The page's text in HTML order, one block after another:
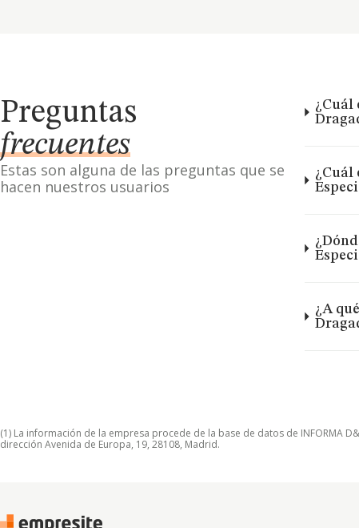
Preguntas
frecuentes
Estas son alguna de las preguntas que se
hacen nuestros usuarios
¿Cuál
¿Cuál
¿A
(1) La información de la empresa procede de la base de datos de INFORMA
dirección Avenida de Europa, 19, 28108, Madrid.